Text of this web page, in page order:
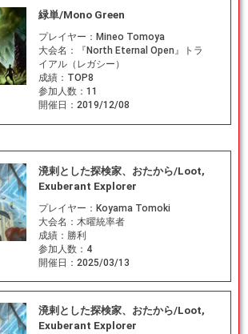
緑単/Mono Green
プレイヤー： Mineo Tomoya
大会名：
『North Eternal Open』トラ
イアル（レガシー）
成績： TOP8
参加人数： 11
開催日： 2019/12/08
溌剌とした探検家、おたから/Loot,
Exuberant Explorer
プレイヤー： Koyama Tomoki
大会名： 木曜統率者
成績： 勝利
参加人数： 4
開催日： 2025/03/13
溌剌とした探検家、おたから/Loot,
Exuberant Explorer